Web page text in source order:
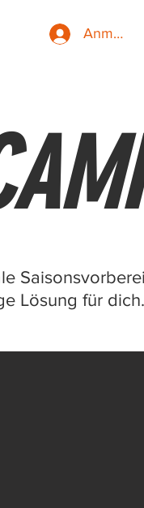
Anmelden
Lösung für dich.